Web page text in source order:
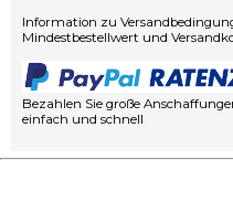
Information zu
Mindestbestellwert und
Bezahlen Sie große
einfach und schnell